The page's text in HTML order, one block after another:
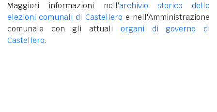
Maggiori informazioni nell'archivio storico delle
elezioni comunali di Castellero e nell'Amministrazione
comunale con gli attuali organi di governo di
Castellero.